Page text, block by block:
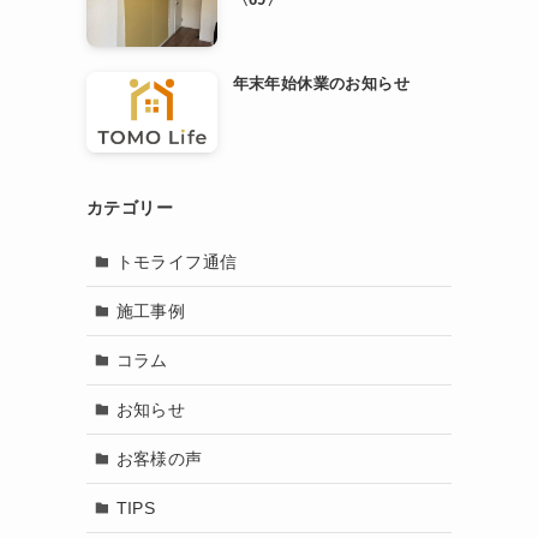
年末年始休業のお知らせ
カテゴリー
トモライフ通信
施工事例
コラム
お知らせ
お客様の声
TIPS